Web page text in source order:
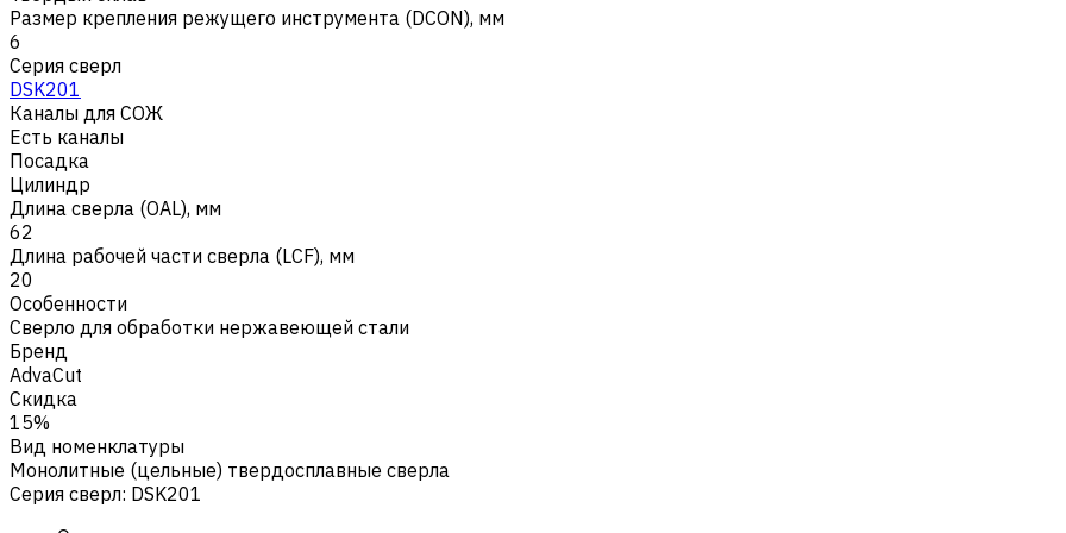
Размер крепления режущего инструмента (DCON), мм
6
Серия сверл
DSK201
Каналы для СОЖ
Есть каналы
Посадка
Цилиндр
Длина сверла (OAL), мм
62
Длина рабочей части сверла (LCF), мм
20
Особенности
Сверло для обработки нержавеющей стали
Бренд
AdvaCut
Скидка
15%
Вид номенклатуры
Монолитные (цельные) твердосплавные сверла
Серия сверл: DSK201